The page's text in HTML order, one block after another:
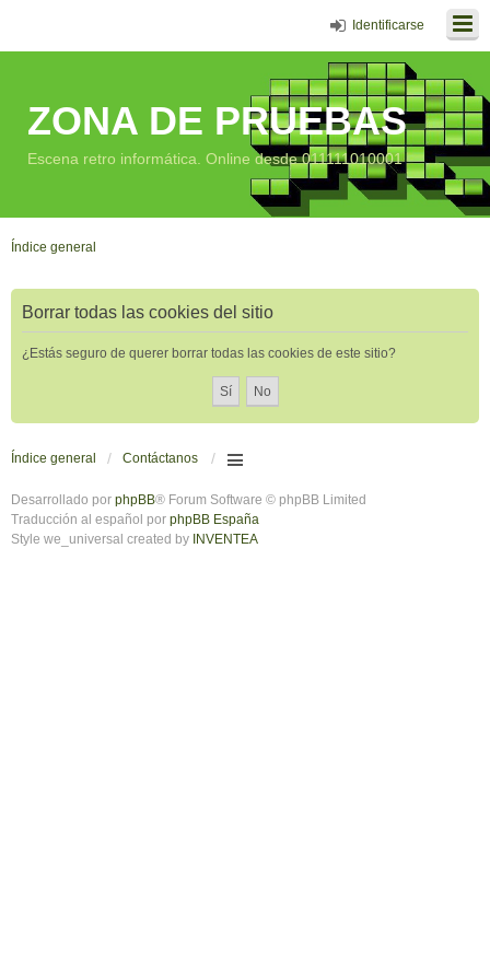
Identificarse
ZONA DE PRUEBAS
Escena retro informática. Online desde 011111010001
Índice general
Borrar todas las cookies del sitio
¿Estás seguro de querer borrar todas las cookies de este sitio?
Índice general Contáctanos
Desarrollado por phpBB® Forum Software © phpBB Limited
Traducción al español por phpBB España
Style we_universal created by INVENTEA